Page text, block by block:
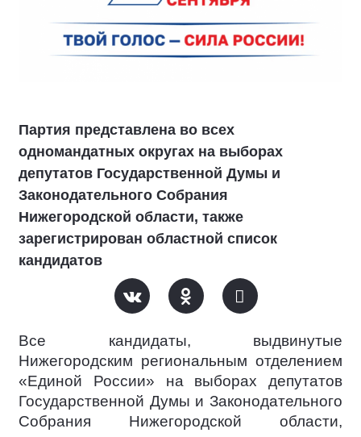
Партия представлена во всех
одномандатных округах на выборах
депутатов Государственной Думы и
Законодательного Собрания
Нижегородской области, также
зарегистрирован областной список
кандидатов
Все кандидаты, выдвинутые
Нижегородским региональным отделением
«Единой России» на выборах депутатов
Государственной Думы и Законодательного
Собрания Нижегородской области,